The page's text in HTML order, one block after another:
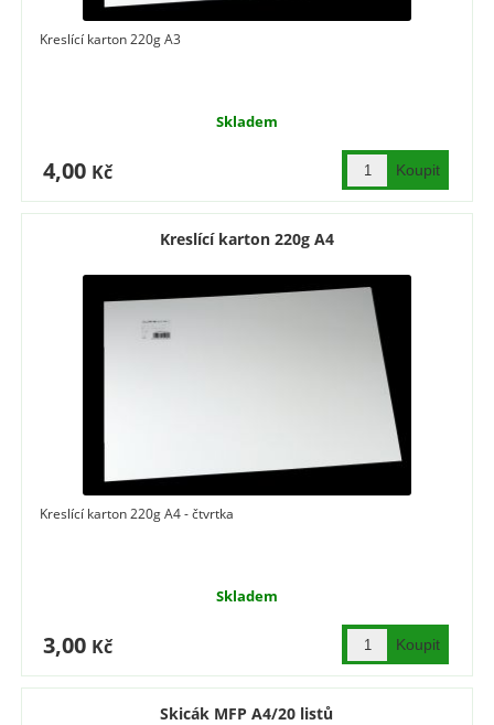
Kreslící karton 220g A3
Skladem
4,00 Kč
Kreslící karton 220g A4
Kreslící karton 220g A4 - čtvrtka
Skladem
3,00 Kč
Skicák MFP A4/20 listů